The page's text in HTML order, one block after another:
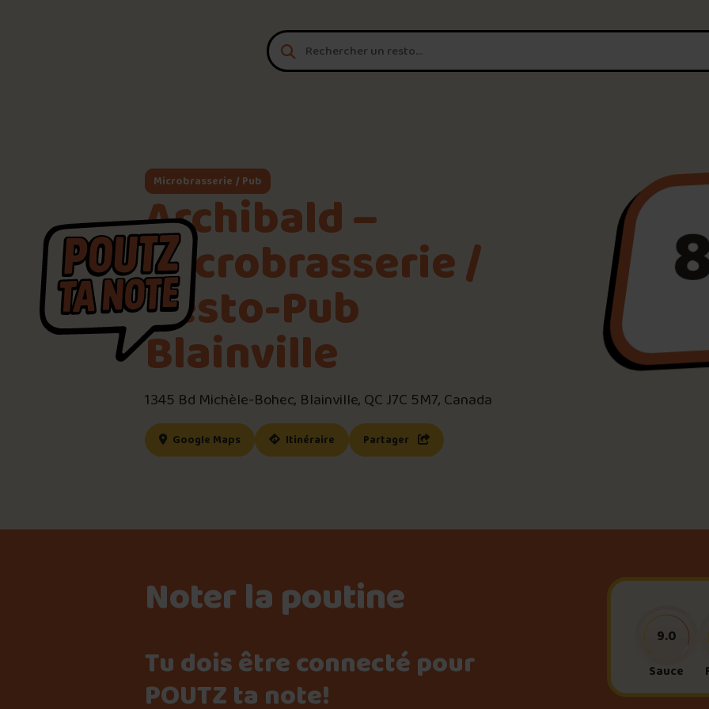
T'es un vrai
Connecte-toipour POUTZ ta
Trouve une POUTZ sur la
Palmarès des meilleures
Le palmarès d’Olivier
Microbrasserie / Pub
Archibald –
Microbrasserie /
Resto-Pub
Blainville
1345 Bd Michèle-Bohec, Blainville, QC J7C 5M7, Canada
Google Maps (ce lien s’ouvrira dans une nouvelle fenêtre)
Itinéraire (ce lien s’ouvrira dans une nouvelle fenêtre)
Partager
Noter la poutine
Tu dois être connecté pour
POUTZ ta note!
Sauce
9.0